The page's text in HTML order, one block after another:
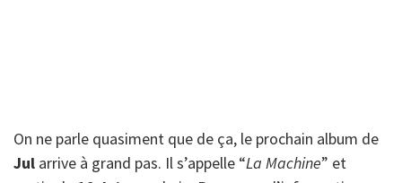
On ne parle quasiment que de ça, le prochain album de
Jul arrive à grand pas. Il s’appelle “La Machine” et